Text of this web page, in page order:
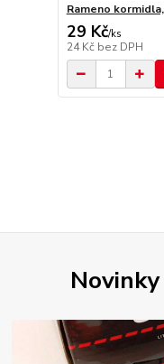
Rameno
29 Kč/ks
24 Kč bez DPH